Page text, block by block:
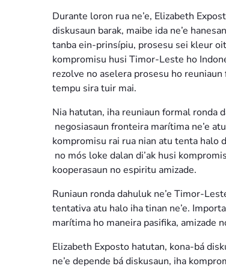
Durante loron rua ne’e, Elizabeth
diskusaun barak, maibe ida ne’e
tanba ein-prinsípiu, prosesu sei kleur
kompromisu husi Timor-Leste ho
rezolve no aselera prosesu ho
tempu sira tuir mai.
Nia hatutan, iha reuniaun formal ronda
negosiasaun fronteira marítima ne’e
kompromisu rai rua nian atu tenta
no mós loke dalan di’ak husi
kooperasaun no espiritu amizade.
Runiaun ronda dahuluk ne’e Timor-
tentativa atu halo iha tinan ne’e.
marítima ho maneira pasifika, amizade
Elizabeth Exposto hatutan, kona-bá
ne’e depende bá diskusaun, iha